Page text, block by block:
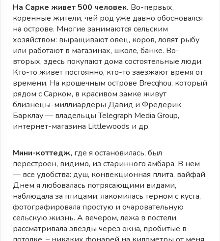
На Сарке живет 500 человек. Во-первых,
коренные жители, чей род уже давно обосновался
на острове. Многие занимаются сельским
хозяйством: выращивают овец, коров, ловят рыбу
или работают в магазинах, школе, банке. Во-
вторых, здесь покупают дома состоятельные люди.
Кто-то живет постоянно, кто-то заезжают время от
времени. На крошечным острове Brecqhou, который
рядом с Сарком, в красивом замке живут
близнецы-миллиардеры Давид и Фредерик
Барклау — владельцы Telegraph Media Group,
интернет-магазина Littlewoods и др.
Мини-коттедж, где я остановилась, был
перестроен, видимо, из старинного амбара. В нем
— все удобства: душ, конвекционная плита, вайфай.
Днем я любовалась потрясающими видами,
наблюдала за птицами, лакомилась терном с куста,
фотографировала простую и очаровательную
сельскую жизнь. А вечером, лежа в постели,
рассматривала звезды через окна, пробитые в